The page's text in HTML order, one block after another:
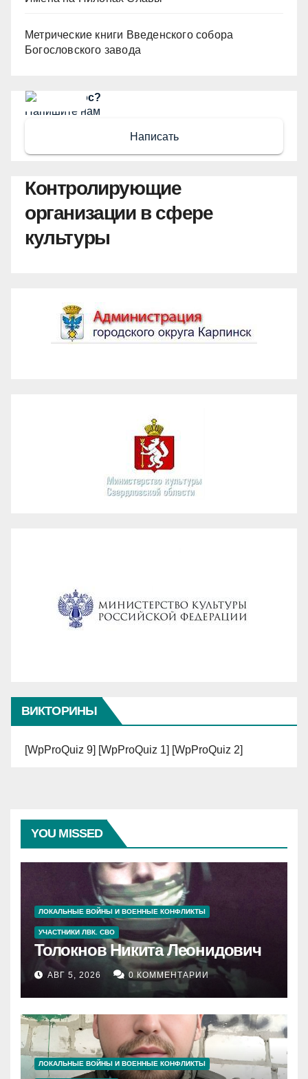
Метрические книги Введенского собора
Богословского завода
Есть вопрос?
Напишите нам
Написать
Контролирующие
организации в сфере
культуры
ВИКТОРИНЫ
[WpProQuiz 9] [WpProQuiz 1] [WpProQuiz 2]
YOU MISSED
ЛОКАЛЬНЫЕ ВОЙНЫ И ВОЕННЫЕ КОНФЛИКТЫ
УЧАСТНИКИ ЛВК. СВО
Толокнов Никита Леонидович
АВГ 5, 2026 0 КОММЕНТАРИИ
ЛОКАЛЬНЫЕ ВОЙНЫ И ВОЕННЫЕ КОНФЛИКТЫ